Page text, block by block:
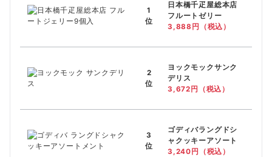
1
位
日本橋千疋屋総本店
フルートゼリー
3,888円（税込）
2
位
ヨックモックサンク
デリス
3,672円（税込）
3
位
ゴディバラングドシ
ャクッキーアソート
3,240円（税込）